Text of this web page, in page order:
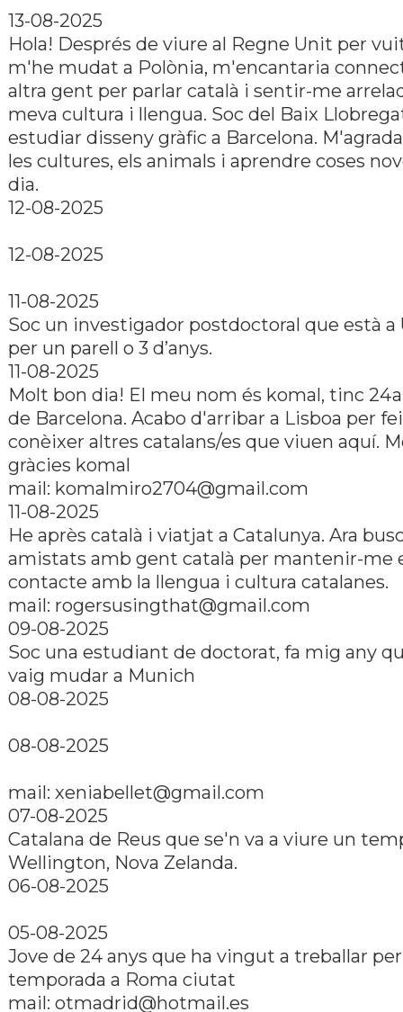
13-08-2025
Hola! Després de viure al Regne Unit per
m'he mudat a Polònia, m'encantaria
altra gent per parlar català i sentir-me
meva cultura i llengua. Soc del Baix
estudiar disseny gràfic a Barcelona.
les cultures, els animals i aprendre coses
dia.
12-08-2025
12-08-2025
11-08-2025
Soc un investigador postdoctoral que està a
per un parell o 3 d’anys.
11-08-2025
Molt bon dia! El meu nom és komal, tinc
de Barcelona. Acabo d'arribar a Lisboa per
conèixer altres catalans/es que viuen aquí.
gràcies komal
mail: komalmiro2704@gmail.com
11-08-2025
He après català i viatjat a Catalunya. Ara
amistats amb gent català per mantenir-me
contacte amb la llengua i cultura catalanes.
mail: rogersusingthat@gmail.com
09-08-2025
Soc una estudiant de doctorat, fa mig any
vaig mudar a Munich
08-08-2025
08-08-2025
mail: xeniabellet@gmail.com
07-08-2025
Catalana de Reus que se'n va a viure un
Wellington, Nova Zelanda.
06-08-2025
05-08-2025
Jove de 24 anys que ha vingut a treballar
temporada a Roma ciutat
mail: otmadrid@hotmail.es